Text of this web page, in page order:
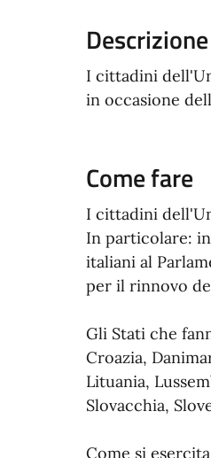
Descrizione
I cittadini
in occasione
Come fare
I cittadini
In particolare:
italiani al
per il rinnovo
Gli Stati che
Croazia,
Lituania,
Slovacchia,
Come si